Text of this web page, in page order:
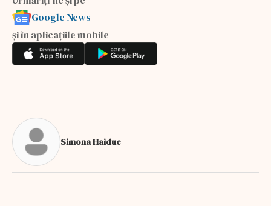
Google News
și în aplicațiile mobile
Simona Haiduc